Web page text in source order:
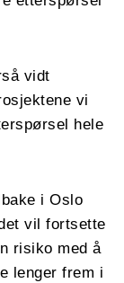
vidt
vi
hele
i Oslo
vil fortsette
risiko med å
lenger frem i